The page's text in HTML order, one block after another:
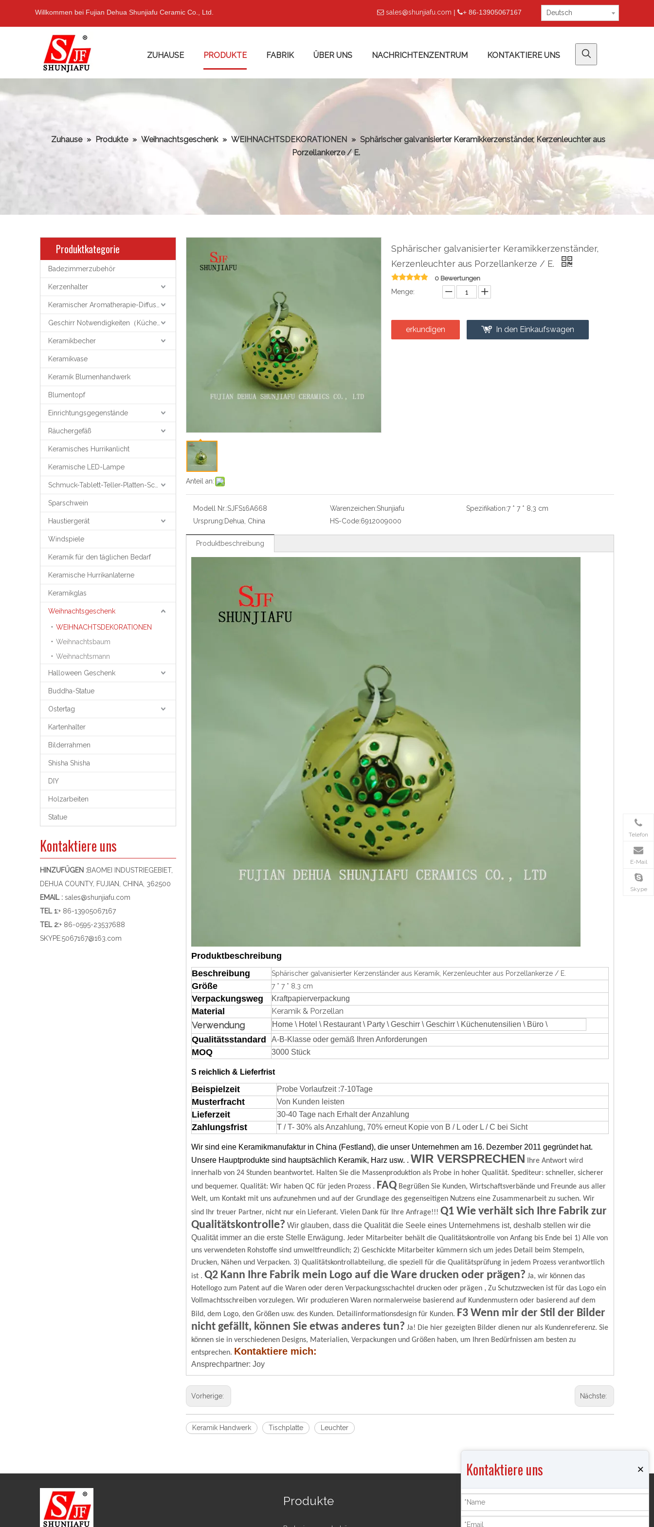
Willkommen bei Fujian Dehua Shunjiafu Ceramic Co., Ltd.  sales@shunjiafu.com | + 86-13905067167 Deutsch
ZUHAUSE PRODUKTE FABRIK ÜBER UNS NACHRICHTENZENTRUM KONTAKTIERE UNS
Zuhause » Produkte » Weihnachtsgeschenk » WEIHNACHTSDEKORATIONEN » Sphärischer galvanisierter Keramikkerzenständer, Kerzenleuchter aus
Porzellankerze / E.
Produktkategorie
Badezimmerzubehör
Kerzenhalter
Keramikbecher
Keramikvase
Keramik Blumenhandwerk
Blumentopf
Einrichtungsgegenstände
Räuchergefäß
Keramisches Hurrikanlicht
Keramische LED-Lampe
Sparschwein
Haustiergerät
Windspiele
Keramik für den täglichen Bedarf
Keramische Hurrikanlaterne
Keramikglas
Weihnachtsgeschenk
WEIHNACHTSDEKORATIONEN
Weihnachtsbaum
Weihnachtsmann
Halloween Geschenk
Buddha-Statue
Ostertag
Kartenhalter
Bilderrahmen
Shisha Shisha
DIY
Holzarbeiten
Statue
Kontaktiere uns
HINZUFÜGEN :BAOMEI INDUSTRIEGEBIET,
DEHUA COUNTY, FUJIAN, CHINA, 362500
EMAIL : sales@shunjiafu.com
TEL 1:+ 86-13905067167
TEL 2:+ 86-0595-23537688
SKYPE:5067167@163.com
Anteil an:
Sphärischer galvanisierter Keramikkerzenständer,
Kerzenleuchter aus Porzellankerze / E.
0 Bewertungen
Menge:
erkundigen In den Einkaufswagen
Modell Nr.:SJFS16A668 Warenzeichen:Shunjiafu Spezifikation:7 * 7 * 8,3 cm
Ursprung:Dehua, China HS-Code:6912009000
Produktbeschreibung
Produktbeschreibung
Beschreibung
Sphärischer galvanisierter Kerzenständer aus Keramik, Kerzenleuchter aus Porzellankerze / E.
Größe 7 * 7 * 8,3 cm
Verpackungsweg Kraftpapierverpackung
Material Keramik & Porzellan
Verwendung Home \ Hotel \ Restaurant \ Party \ Geschirr \ Geschirr \ Küchenutensilien \ Büro \
Qualitätsstandard A-B-Klasse oder gemäß Ihren Anforderungen
MOQ 3000 Stück
S reichlich & Lieferfrist
Beispielzeit Probe Vorlaufzeit :7-10Tage
Musterfracht Von Kunden leisten
Lieferzeit 30-40 Tage nach Erhalt der Anzahlung
Zahlungsfrist T / T- 30% als Anzahlung, 70% erneut Kopie von B / L oder L / C bei Sicht
Wir sind eine Keramikmanufaktur in China (Festland), die unser Unternehmen am 16. Dezember 2011 gegründet hat.
Unsere Hauptprodukte sind hauptsächlich Keramik, Harz usw. . WIR VERSPRECHEN
Ihre Antwort wird
innerhalb von 24 Stunden beantwortet. Halten Sie die Massenproduktion als Probe in hoher Qualität. Spediteur: schneller, sicherer
und bequemer. Qualität: Wir haben QC für jeden Prozess . FAQ Begrüßen Sie Kunden, Wirtschaftsverbände und Freunde aus aller
Welt, um Kontakt mit uns aufzunehmen und auf der Grundlage des gegenseitigen Nutzens eine Zusammenarbeit zu suchen. Wir
sind Ihr treuer Partner, nicht nur ein Lieferant. Vielen Dank für Ihre Anfrage!!! Q1 Wie verhält sich Ihre Fabrik zur
Qualitätskontrolle? Wir glauben, dass die Qualität die Seele eines Unternehmens ist, deshalb stellen wir die
Qualität immer an die erste Stelle Erwägung. Jeder Mitarbeiter behält die Qualitätskontrolle von Anfang bis Ende bei 1) Alle von
uns verwendeten Rohstoffe sind umweltfreundlich; 2) Geschickte Mitarbeiter kümmern sich um jedes Detail beim Stempeln,
Drucken, Nähen und Verpacken. 3) Qualitätskontrollabteilung, die speziell für die Qualitätsprüfung in jedem Prozess verantwortlich
ist . Q2 Kann Ihre Fabrik mein Logo auf die Ware drucken oder prägen? Ja, wir können das
Hotellogo zum Patent auf die Waren oder deren Verpackungsschachtel drucken oder prägen , Zu Schutzzwecken ist für das Logo ein
Vollmachtsschreiben vorzulegen. Wir produzieren Waren normalerweise basierend auf Kundenmustern oder basierend auf dem
Bild, dem Logo, den Größen usw. des Kunden. Detailinformationsdesign für Kunden. F3 Wenn mir der Stil der Bilder
nicht gefällt, können Sie etwas anderes tun? Ja! Die hier gezeigten Bilder dienen nur als Kundenreferenz. Sie
können sie in verschiedenen Designs, Materialien, Verpackungen und Größen haben, um Ihren Bedürfnissen am besten zu
entsprechen. Kontaktiere mich:
Ansprechpartner: Joy
Vorherige: Nächste:
Keramik Handwerk Tischplatte Leuchter
Produkte Produkte
Kontaktiere uns ×
Telefon
E-Mail
Skype